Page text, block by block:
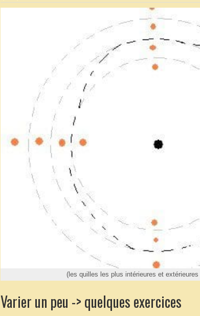
(les quilles les plus intérieures et
Varier un peu -> quelques exercices